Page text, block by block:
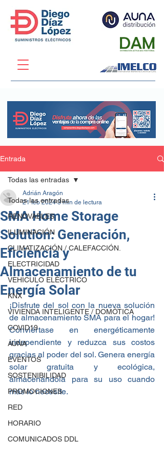
Entrada
Todas las entradas
RENOVABLES
ILUMINACIÓN
CLIMATIZACIÓN / CALEFACCIÓN.
ELECTRICIDAD
VEHICULO ELÉCTRICO
KNX
VIVIENDA INTELIGENTE / DOMÓTICA
COVID19
AÚNA
EVENTOS
SOSTENIBILIDAD
PROMOCIONES
RED
HORARIO
COMUNICADOS DDL
Todas las entradas
SMA Home Storage
Solution: Generación,
Eficiencia y
Almacenamiento de tu
Energía Solar
Adrián Aragón
21 feb 2024 3 min de lectura
¡Disfrute del sol con la nueva solución
de almacenamiento SMA para el hogar!
Conviértase en energéticamente
independiente y reduzca sus costos
gracias al poder del sol. Genera energía
solar gratuita y ecológica,
almacenándola para su uso cuando
más lo necesite.